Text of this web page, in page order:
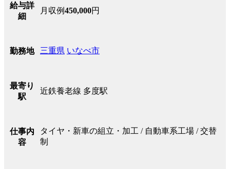
給与詳
細
月収例450,000円
勤務地 三重県 いなべ市
最寄り
駅
近鉄養老線 多度駅
仕事内
容
タイヤ・新車の組立・加工 / 自動車系工場 / 交替
制